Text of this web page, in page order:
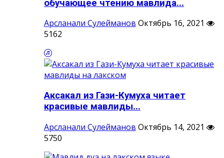
обучающее чтению мавлида...
Арсланали Сулейманов Октябрь 16, 2021
5162
Аксакал из Гази-Кумуха читает
красивые мавлиды...
Арсланали Сулейманов Октябрь 14, 2021
5750